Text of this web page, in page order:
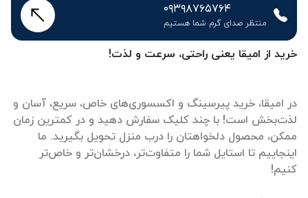
خرید از امیقا یعنی راحتی، سرعت و لذت!
در امیقا، خرید پیرسینگ و اکسسوری‌های خاص، سریع، آسان و
لذت‌بخش است! با چند کلیک سفارش دهید و در کمترین زمان
ممکن، محصول دلخواهتان را درب منزل تحویل بگیرید. ما
اینجاییم تا استایل شما را متفاوت‌تر، درخشان‌تر و خاص‌تر
۰۹۳۹۸۷۶۵۷۶۴
منتظر صدای گرم شما هستیم